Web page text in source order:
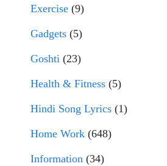
Exercise (9)
Gadgets (5)
Goshti (23)
Health & Fitness (5)
Hindi Song Lyrics (1)
Home Work (648)
Information (34)